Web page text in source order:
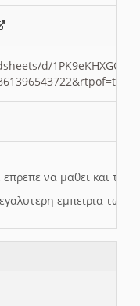
d/
να μαθει και το
εμπειρια